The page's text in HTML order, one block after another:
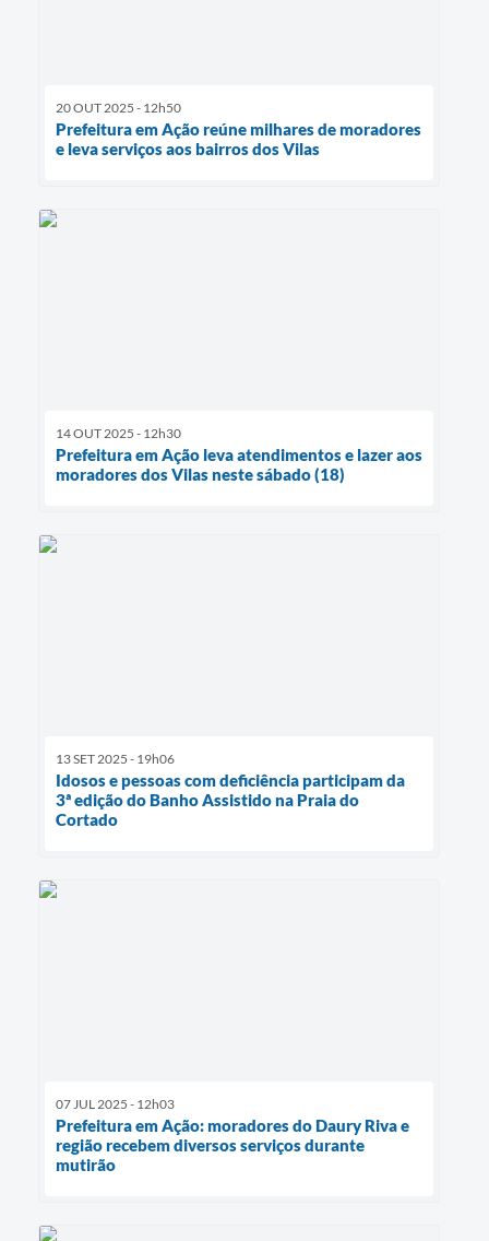
20 OUT 2025 - 12h50
Prefeitura em Ação reúne milhares de moradores
e leva serviços aos bairros dos Vilas
14 OUT 2025 - 12h30
Prefeitura em Ação leva atendimentos e lazer aos
moradores dos Vilas neste sábado (18)
13 SET 2025 - 19h06
Idosos e pessoas com deficiência participam da
3ª edição do Banho Assistido na Praia do
Cortado
07 JUL 2025 - 12h03
Prefeitura em Ação: moradores do Daury Riva e
região recebem diversos serviços durante
mutirão